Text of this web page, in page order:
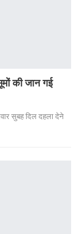
की जान गई
सुबह दिल दहला देने